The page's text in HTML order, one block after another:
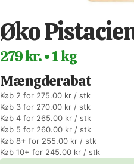
Øko
279 kr. • 1 kg
Mængderabat
Køb 2 for 275.00 kr / stk
Køb 3 for 270.00 kr / stk
Køb 4 for 265.00 kr / stk
Køb 5 for 260.00 kr / stk
Køb 8+ for 255.00 kr / stk
Køb 10+ for 245.00 kr / stk